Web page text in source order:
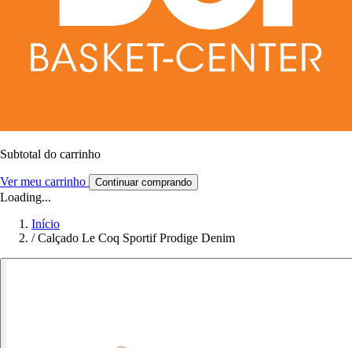
Subtotal do carrinho
Ver meu carrinho Continuar comprando
Loading...
Início
/ Calçado Le Coq Sportif Prodige Denim